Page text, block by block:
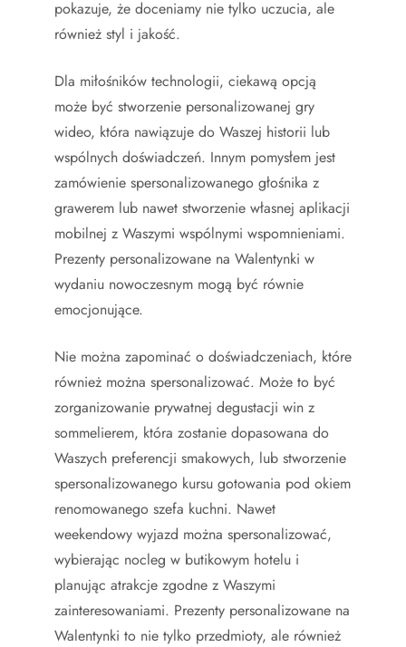
pokazuje, że doceniamy nie tylko uczucia, ale
również styl i jakość.
Dla miłośników technologii, ciekawą opcją
może być stworzenie personalizowanej gry
wideo, która nawiązuje do Waszej historii lub
wspólnych doświadczeń. Innym pomysłem jest
zamówienie spersonalizowanego głośnika z
grawerem lub nawet stworzenie własnej aplikacji
mobilnej z Waszymi wspólnymi wspomnieniami.
Prezenty personalizowane na Walentynki w
wydaniu nowoczesnym mogą być równie
emocjonujące.
Nie można zapominać o doświadczeniach, które
również można spersonalizować. Może to być
zorganizowanie prywatnej degustacji win z
sommelierem, która zostanie dopasowana do
Waszych preferencji smakowych, lub stworzenie
spersonalizowanego kursu gotowania pod okiem
renomowanego szefa kuchni. Nawet
weekendowy wyjazd można spersonalizować,
wybierając nocleg w butikowym hotelu i
planując atrakcje zgodne z Waszymi
zainteresowaniami. Prezenty personalizowane na
Walentynki to nie tylko przedmioty, ale również